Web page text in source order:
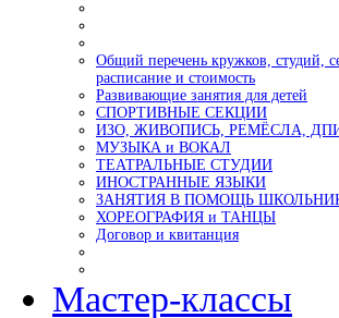
Общий перечень кружков, студий,
расписание и стоимость
Развивающие занятия для детей
СПОРТИВНЫЕ СЕКЦИИ
ИЗО, ЖИВОПИСЬ, РЕМЁСЛА,
МУЗЫКА и ВОКАЛ
ТЕАТРАЛЬНЫЕ СТУДИИ
ИНОСТРАННЫЕ ЯЗЫКИ
ЗАНЯТИЯ В ПОМОЩЬ
ХОРЕОГРАФИЯ и ТАНЦЫ
Договор и квитанция
Мастер-классы